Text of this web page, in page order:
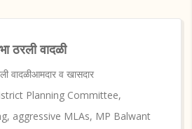
ठरली वादळी
वादळीआमदार व खासदार
Planning Committee,
aggressive MLAs, MP Balwant